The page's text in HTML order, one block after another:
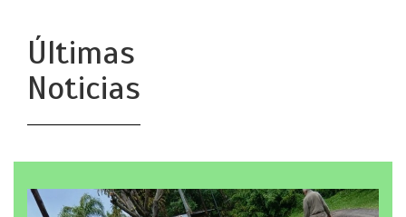
Últimas
Noticias